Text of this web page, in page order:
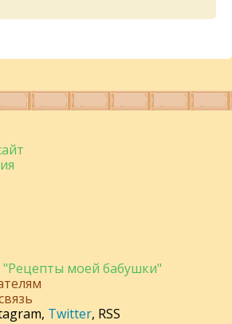
моей бабушки"
, Twitter, RSS